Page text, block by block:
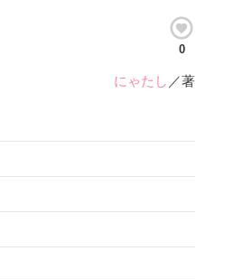
0
にゃたし ／著